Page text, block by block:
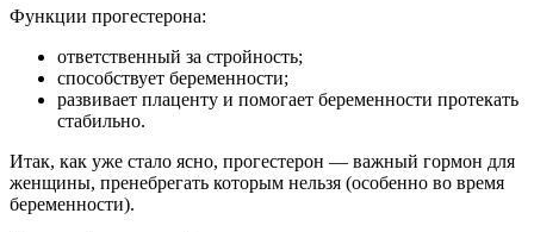
Функции прогестерона:
ответственный за стройность;
способствует беременности;
развивает плаценту и помогает беременности протекать
стабильно.
Итак, как уже стало ясно, прогестерон — важный гормон для
женщины, пренебрегать которым нельзя (особенно во время
беременности).